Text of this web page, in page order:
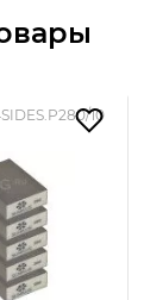
10